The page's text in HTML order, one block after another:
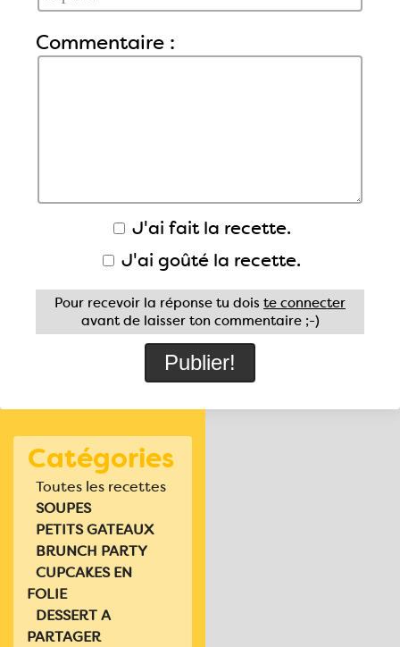
Catégories
Toutes les recettes
SOUPES
PETITS GATEAUX
BRUNCH PARTY
CUPCAKES EN
FOLIE
DESSERT A
PARTAGER
Commentaire :
J'ai fait la recette.
J'ai goûté la recette.
Pour recevoir la réponse tu dois te connecter
avant de laisser ton commentaire ;-)